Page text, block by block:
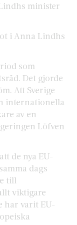
minister
i Anna Lindhs
som
Det gjorde
Att Sverige
internationella
av en
Löfven
de nya EU-
dags
till
viktigare
har varit EU-